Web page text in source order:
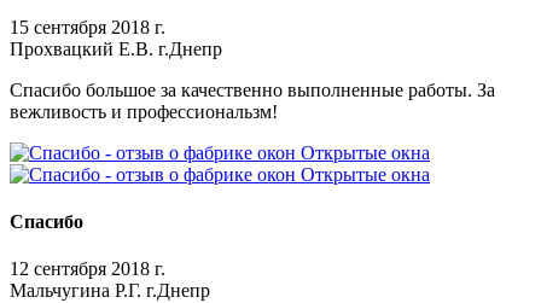
15 сентября 2018 г.
Прохвацкий Е.В. г.Днепр
Спасибо большое за качественно выполненные работы. За
вежливость и профессиональзм!
Спасибо
12 сентября 2018 г.
Мальчугина Р.Г. г.Днепр